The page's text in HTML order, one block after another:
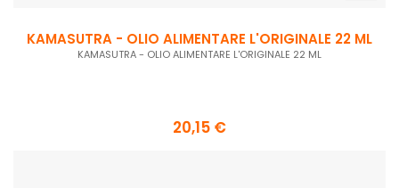
KAMASUTRA - OLIO ALIMENTARE L'ORIGINALE 22 ML
KAMASUTRA - OLIO ALIMENTARE L'ORIGINALE 22 ML
20,15 €